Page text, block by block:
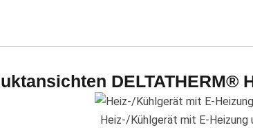
DELTATHERM®
Heiz-/Kühlgerät mit E-Heizung